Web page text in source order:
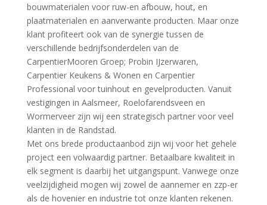
bouwmaterialen voor ruw-en afbouw, hout, en
plaatmaterialen en aanverwante producten. Maar onze
klant profiteert ook van de synergie tussen de
verschillende bedrijfsonderdelen van de
CarpentierMooren Groep; Probin IJzerwaren,
Carpentier Keukens & Wonen en Carpentier
Professional voor tuinhout en gevelproducten. Vanuit
vestigingen in Aalsmeer, Roelofarendsveen en
Wormerveer zijn wij een strategisch partner voor veel
klanten in de Randstad.
Met ons brede productaanbod zijn wij voor het gehele
project een volwaardig partner. Betaalbare kwaliteit in
elk segment is daarbij het uitgangspunt. Vanwege onze
veelzijdigheid mogen wij zowel de aannemer en zzp-er
als de hovenier en industrie tot onze klanten rekenen.